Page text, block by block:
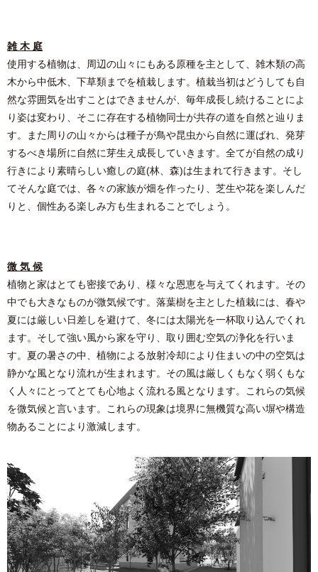
雑 ⽊ 庭
使⽤する植物は、周辺の⼭々にもある原種を主として、雑⽊類の⾼
⽊から中低⽊、下草類までを植栽します。植栽当初はどうしても⾃
然な雰囲気を出すことはできませんが、毎年成⻑し続けることによ
り姿は変わり、そこに存在する植物同⼠が共存の道を⾃然と辿りま
す。また周りの⼭々からは種⼦が⿃や昆⾍から⾃然に運ばれ、発芽
するべき場所に⾃然に芽⽣え成⻑していきます。全てが⾃然の成り
⾏きにより素晴らしい癒しの庭(林、森)は⽣まれて⾏きます。そし
てそんな庭では、各々の家族が畑を作ったり、芝⽣や花を楽しんだ
りと、個性ある楽しみ⽅も⽣まれることでしょう。
微 気 候
植物と家はとても密接であり、様々な恩恵を与えてくれます。その
中でも⼤きなものが微気候です。落葉樹を主とした植栽には、春や
夏には厳しい⽇差しを避けて、冬には太陽光を⼀杯取り込んでくれ
ます。そして強い⾵から家を守り、取り囲む空気の浄化を⾏いま
す。夏の暑さの中、植物による放射冷却により住まいの中の空気は
静かな⾵となり流れが⽣まれます。その⾵は厳しくもなく弱くもな
く⼈々にとってとても⼼地よく流れる⾵となります。これらの気候
を微気候と⾔います。これらの現象は境界に無機質な⾼い塀や構造
物あることにより激減します。